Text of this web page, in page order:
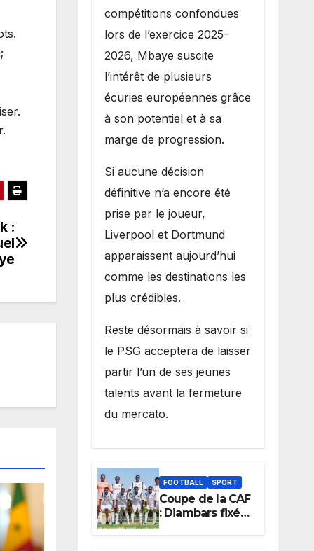
:
compétitions confondues
lors de l’exercice 2025-
2026, Mbaye suscite
l’intérêt de plusieurs
écuries européennes grâce
à son potentiel et à sa
marge de progression.
Si aucune décision
définitive n’a encore été
prise par le joueur,
Liverpool et Dortmund
apparaissent aujourd’hui
comme les destinations les
plus crédibles.
Reste désormais à savoir si
le PSG acceptera de laisser
partir l’un de ses jeunes
talents avant la fermeture
du mercato.
FOOTBALL SPORT
Coupe de la CAF
: Diambars fixé
sur son destin